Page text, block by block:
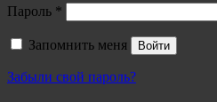
Пароль *
Запомнить меня Войти
Забыли свой пароль?